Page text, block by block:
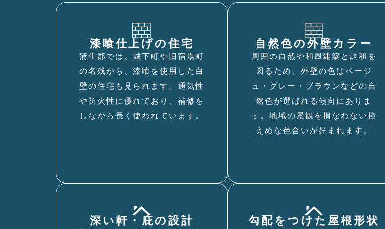
漆喰仕上げの住宅
蒲生郡では、城下町や旧宿場町
の名残から、漆喰を使用した白
壁の住宅も見られます。通気性
や防火性に優れており、補修を
しながら長く使われています。
自然色の外壁カラー
周囲の自然や和風建築と調和を
図るため、外壁の色はベージ
ュ・グレー・ブラウンなどの自
然色が選ばれる傾向にありま
す。地域の景観を損なわない控
えめな色合いが好まれます。
深い軒・庇の設計 勾配をつけた屋根形状